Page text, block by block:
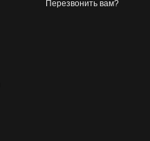
Перезвонить вам?